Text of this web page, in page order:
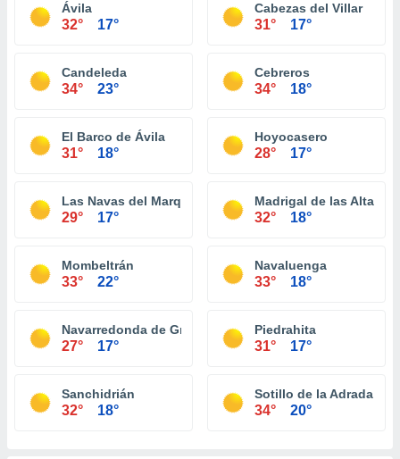
Ávila
32° 17°
Cabezas del Villar
31° 17°
Candeleda
34° 23°
Cebreros
34° 18°
El Barco de Ávila
31° 18°
Hoyocasero
28° 17°
Las Navas del Marqués
29° 17°
Madrigal de las Altas
32° 18°
Mombeltrán
33° 22°
Navaluenga
33° 18°
Navarredonda de Gredos
27° 17°
Piedrahita
31° 17°
Sanchidrián
32° 18°
Sotillo de la Adrada
34° 20°